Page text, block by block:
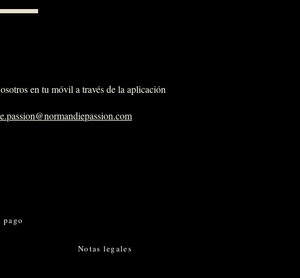
en tu móvil a través de la aplicación
pago
Notas legales